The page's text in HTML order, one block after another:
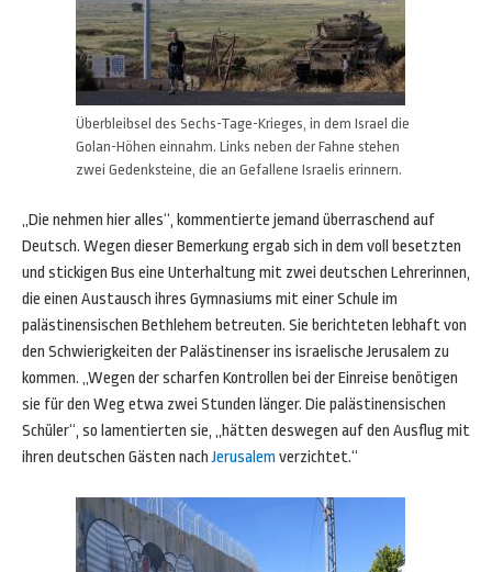
Überbleibsel des Sechs-Tage-Krieges, in dem Israel die
Golan-Höhen einnahm. Links neben der Fahne stehen
zwei Gedenksteine, die an Gefallene Israelis erinnern.
„Die nehmen hier alles“, kommentierte jemand überraschend auf
Deutsch. Wegen dieser Bemerkung ergab sich in dem voll besetzten
und stickigen Bus eine Unterhaltung mit zwei deutschen Lehrerinnen,
die einen Austausch ihres Gymnasiums mit einer Schule im
palästinensischen Bethlehem betreuten. Sie berichteten lebhaft von
den Schwierigkeiten der Palästinenser ins israelische Jerusalem zu
kommen. „Wegen der scharfen Kontrollen bei der Einreise benötigen
sie für den Weg etwa zwei Stunden länger. Die palästinensischen
Schüler“, so lamentierten sie, „hätten deswegen auf den Ausflug mit
ihren deutschen Gästen nachJerusalem verzichtet.“